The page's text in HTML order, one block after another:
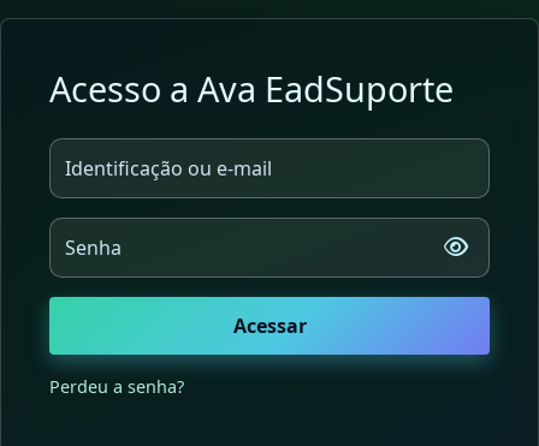
Ir para o conteúdo principal
Acesso a Ava EadSuporte
Identificação ou e-mail
Senha
Acessar
Perdeu a senha?